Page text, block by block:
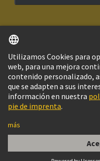
Argentina
© Grupo Tecnológico
Configuración de cookies